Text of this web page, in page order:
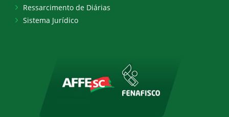
Ressarcimento de Diárias
Sistema Jurídico